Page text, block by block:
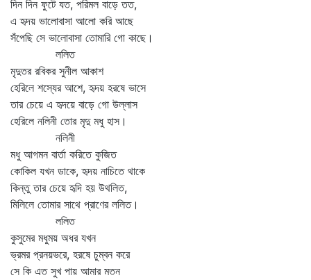
দিন দিন ফুটে যত, পরিমল বাড়ে তত,
এ হৃদয় ভালোবাসা আলো করি আছে
সঁপেছি সে ভালোবাসা তোমারি গো কাছে।
ললিত
মৃদুতর রবিকর সুনীল আকাশ
হেরিলে শস্যের আশে, হৃদয় হরষে ভাসে
তার চেয়ে এ হৃদয়ে বাড়ে গো উল্লাস
হেরিলে নলিনী তোর মৃদু মধু হাস।
নলিনী
মধু আগমন বার্তা করিতে কুজিত
কোকিল যখন ডাকে, হৃদয় নাচিতে থাকে
কিন্তু তার চেয়ে হৃদি হয় উথলিত,
মিলিলে তোমার সাথে প্রাণের ললিত।
ললিত
কুসুমের মধুময় অধর যখন
ভ্রমর প্রনয়ভরে, হরষে চুম্বন করে
সে কি এত সুখ পায় আমার মতন